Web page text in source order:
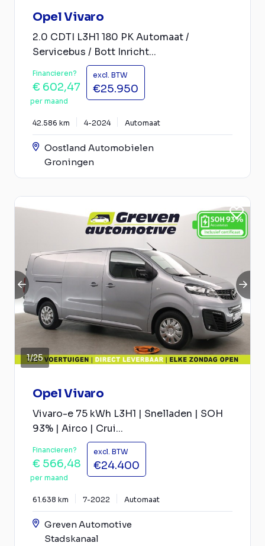
Opel Vivaro
2.0 CDTI L3H1 180 PK Automaat /
Servicebus / Bott Inricht...
Financieren?
€ 602,47
per maand
excl. BTW
€25.950
42.586 km 4-2024 Automaat
Oostland Automobielen
Groningen
1/25
Opel Vivaro
Vivaro-e 75 kWh L3H1 | Snelladen | SOH
93% | Airco | Crui...
Financieren?
€ 566,48
per maand
excl. BTW
€24.400
61.638 km 7-2022 Automaat
Greven Automotive
Stadskanaal